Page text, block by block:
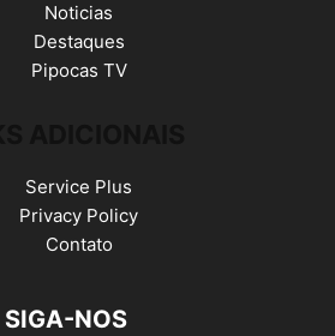
Noticias
Destaques
Pipocas TV
Service Plus
Privacy Policy
Contato
SIGA-NOS